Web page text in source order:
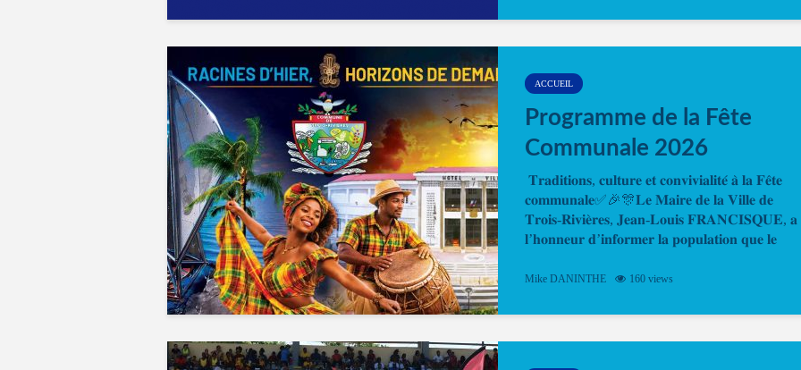
ACCUEIL
Programme de la Fête
Communale 2026
𝐓𝐫𝐚𝐝𝐢𝐭𝐢𝐨𝐧𝐬, 𝐜𝐮𝐥𝐭𝐮𝐫𝐞 𝐞𝐭 𝐜𝐨𝐧𝐯𝐢𝐯𝐢𝐚𝐥𝐢𝐭𝐞́ 𝐚̀ 𝐥𝐚 𝐅𝐞̂𝐭𝐞
𝐜𝐨𝐦𝐦𝐮𝐧𝐚𝐥𝐞✅🎉🎊𝐋𝐞 𝐌𝐚𝐢𝐫𝐞 𝐝𝐞 𝐥𝐚 𝐕𝐢𝐥𝐥𝐞 𝐝𝐞
𝐓𝐫𝐨𝐢𝐬-𝐑𝐢𝐯𝐢𝐞̀𝐫𝐞𝐬, 𝐉𝐞𝐚𝐧-𝐋𝐨𝐮𝐢𝐬 𝐅𝐑𝐀𝐍𝐂𝐈𝐒𝐐𝐔𝐄, 𝐚
𝐥’𝐡𝐨𝐧𝐧𝐞𝐮𝐫 𝐝’𝐢𝐧𝐟𝐨𝐫𝐦𝐞𝐫 𝐥𝐚 𝐩𝐨𝐩𝐮𝐥𝐚𝐭𝐢𝐨𝐧 𝐪𝐮𝐞 𝐥𝐞
Mike DANINTHE 160 views